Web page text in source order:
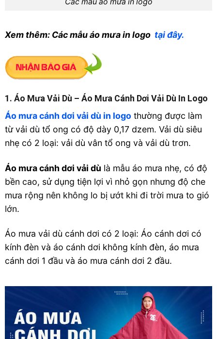
Xem thêm: Các mẫu áo mưa in logo tại đây.
1. Áo Mưa Vải Dù – Áo Mưa Cánh Dơi Vải Dù In Logo
Áo mưa cánh dơi vải dù in logo thường được làm
từ vải dù tổ ong có độ dày 0,17 dzem. Vải dù siêu
nhẹ có 2 loại: vải dù vân tổ ong và vải dù trơn.
Áo mưa cánh dơi vải dù là mẫu áo mưa nhẹ, có độ
bền cao, sử dụng tiện lợi vì nhỏ gọn nhưng độ che
mưa rộng nên không lo bị ướt khi đi trời mưa to gió
lớn.
Áo mưa vải dù cánh dơi có 2 loại: Áo cánh dơi có
kính đèn và áo cánh dơi không kính đèn, áo mưa
cánh dơi 1 đầu và áo mưa cánh dơi 2 đầu.